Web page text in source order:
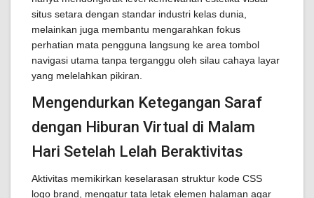
situs setara dengan standar industri kelas dunia,
melainkan juga membantu mengarahkan fokus
perhatian mata pengguna langsung ke area tombol
navigasi utama tanpa terganggu oleh silau cahaya layar
yang melelahkan pikiran.
Mengendurkan Ketegangan Saraf
dengan Hiburan Virtual di Malam
Hari Setelah Lelah Beraktivitas
Aktivitas memikirkan keselarasan struktur kode CSS
logo brand, mengatur tata letak elemen halaman agar